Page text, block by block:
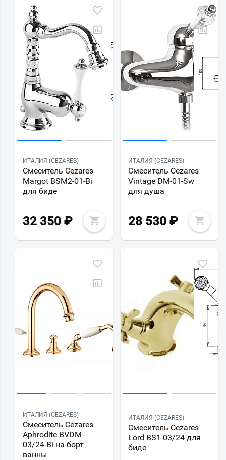
ИТАЛИЯ (CEZARES)
Смеситель Cezares
Margot BSM2-01-Bi
для биде
32 350 ₽
ИТАЛИЯ (CEZARES)
Смеситель Cezares
Vintage DM-01-Sw
для душа
28 530 ₽
ИТАЛИЯ (CEZARES)
Смеситель Cezares
Aphrodite BVDM-
03/24-Bi на борт
ванны
ИТАЛИЯ (CEZARES)
Смеситель Cezares
Lord BS1-03/24 для
биде